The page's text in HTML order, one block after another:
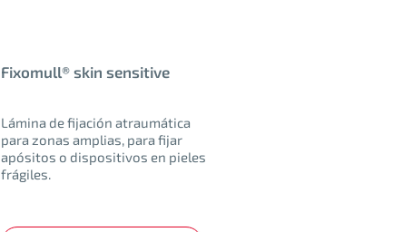
Fixomull® skin sensitive
Lámina de fijación atraumática
para zonas amplias, para fijar
apósitos o dispositivos en pieles
frágiles.